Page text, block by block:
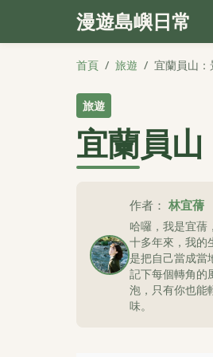
漫遊島嶼日常
首頁 / 旅遊 / 宜蘭員山
旅遊
宜蘭員
作者： 林宜蒨
哈囉，我是宜蒨
十多年來，我的
是把自己當成當
記下每個轉角的
泡，只有你也能
味。